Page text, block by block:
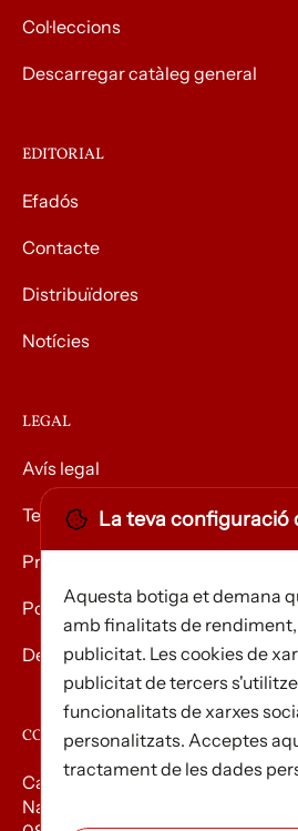
Col·leccions
Descarregar catàleg general
EDITORIAL
Efadós
Contacte
Distribuïdores
Notícies
LEGAL
Avís legal
Termes i condicions
Privacitat
Política de Cookies
Devolució de mercaderies
CONTACTE
Carrer d’Edison, 3
Nau A. Polígon industrial Les
La teva configuració
Aquesta botiga et demana
amb finalitats de rendiment,
publicitat. Les cookies de
publicitat de tercers
funcionalitats de xarxes
personalitzats. Acceptes
tractament de les dades